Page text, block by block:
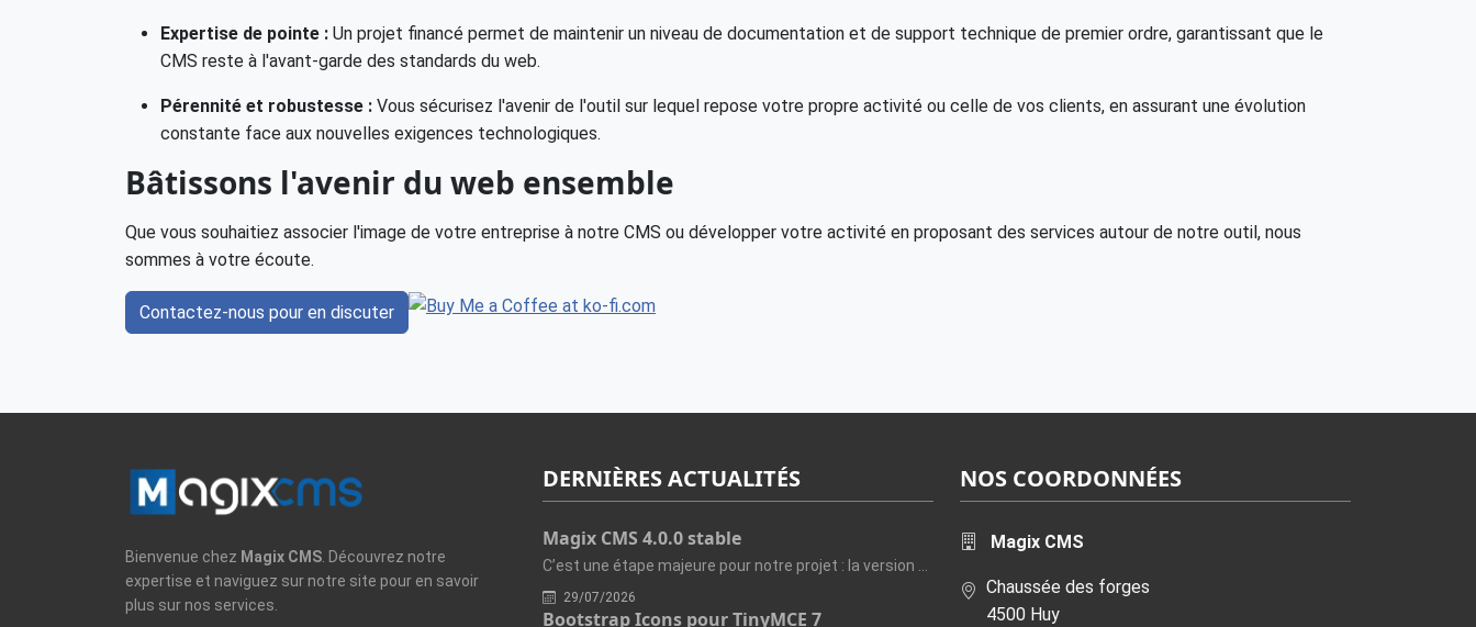
Expertise de pointe : Un projet financé permet de maintenir un niveau de documentation et de support technique de premier ordre, garantissant que le
CMS reste à l'avant-garde des standards du web.
Pérennité et robustesse : Vous sécurisez l'avenir de l'outil sur lequel repose votre propre activité ou celle de vos clients, en assurant une évolution
constante face aux nouvelles exigences technologiques.
Bâtissons l'avenir du web ensemble
Que vous souhaitiez associer l'image de votre entreprise à notre CMS ou développer votre activité en proposant des services autour de notre outil, nous
sommes à votre écoute.
Contactez-nous pour en discuter
Bienvenue chez Magix CMS . Découvrez notre
expertise et naviguez sur notre site pour en savoir
plus sur nos services.
DERNIÈRES ACTUALITÉS
Magix CMS 4.0.0 stable
29/07/2026
Bootstrap Icons pour TinyMCE 7
NOS COORDONNÉES
Magix CMS
Chaussée des forges
4500 Huy